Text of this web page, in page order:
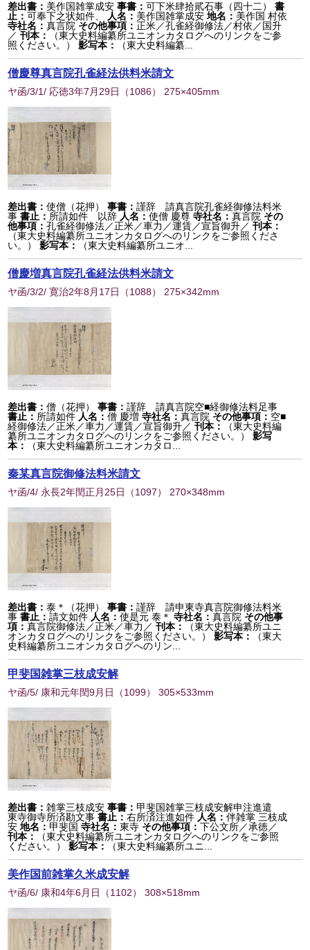
差出書： 美作国雑掌成安 事書：可下米肆拾貮石事（四十二）書
止：可奉下之状如件、 人名： 美作国雑掌成安 地名： 美作国 村依
寺社名：真言院 その他事項：正米／孔雀経御修法／村依／国升
／刊本：
（東大史料編纂所ユニオンカタログへのリンクをご参
照ください。）
影写本： （東大史料編纂...
僧慶尊真言院孔雀経法供料米請文
ヤ函/3/1/ 応徳3年7月29日 （1086） 275×405mm
差出書：使僧（花押） 事書：謹辞 請真言院孔雀経御修法料米
事 書止： 所請如件 以辞 人名：使僧 慶尊 寺社名：真言院 その
他事項：孔雀経御修法／正米／車力／運賃／宣旨御升／ 刊本：
（東大史料編纂所ユニオンカタログへのリンクをご参照くださ
い。）
影写本： （東大史料編纂所ユニオ...
僧慶増真言院孔雀経法供料米請文
ヤ函/3/2/ 寛治2年8月17日 （1088） 275×342mm
差出書：僧（花押） 事書：謹辞 請真言院空■経御修法料足事
書止： 所請如件 人名：僧 慶増 寺社名：真言院 その他事項： 空■
経御修法／正米／車力／運賃／宣旨御升／刊本：
（東大史料編
纂所ユニオンカタログへのリンクをご参照ください。）
影写
本：
（東大史料編纂所ユニオンカタロ...
秦某真言院御修法料米請文
ヤ函/4/ 永長2年閏正月25日 （1097） 270×348mm
差出書：泰＊（花押） 事書：謹辞 請申東寺真言院御修法料米
事 書止：請文如件 人名：使是元 泰＊ 寺社名：真言院 その他事
項：真言院御修法／正米／車力／刊本：
（東大史料編纂所ユニ
オンカタログへのリンクをご参照ください。）
影写本：
（東大
史料編纂所ユニオンカタログへのリン...
甲斐国雑掌三枝成安解
ヤ函/5/ 康和元年閏9月日 （1099） 305×533mm
差出書：雑掌三枝成安 事書： 甲斐国雑掌三枝成安解申注進遣
東寺御寺所済勘文事 書止：右所済注進如件 人名：伴雑掌 三枝成
安 地名： 甲斐国 寺社名：東寺 その他事項：下公文所／承徳／
刊本：
（東大史料編纂所ユニオンカタログへのリンクをご参照
ください。）
影写本： （東大史料編纂所ユニ...
美作国前雑掌久米成安解
ヤ函/6/ 康和4年6月日 （1102） 308×518mm